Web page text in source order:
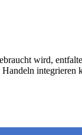
wird,
integrieren